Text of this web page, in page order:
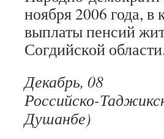
ноября 2006 года, в
выплаты пенсий
Согдийской
Декабрь, 08
Российско-
Душанбе)